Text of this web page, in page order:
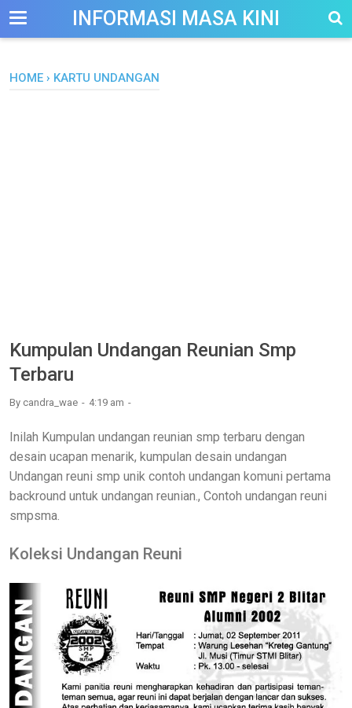
--> INFORMASI MASA KINI
HOME › KARTU UNDANGAN
Kumpulan Undangan Reunian Smp
Terbaru
By candra_wae 4:19 am
Inilah Kumpulan undangan reunian smp terbaru dengan
desain ucapan menarik, kumpulan desain undangan
Undangan reuni smp unik contoh undangan komuni pertama
backround untuk undangan reunian., Contoh undangan reuni
smpsma.
Koleksi Undangan Reuni